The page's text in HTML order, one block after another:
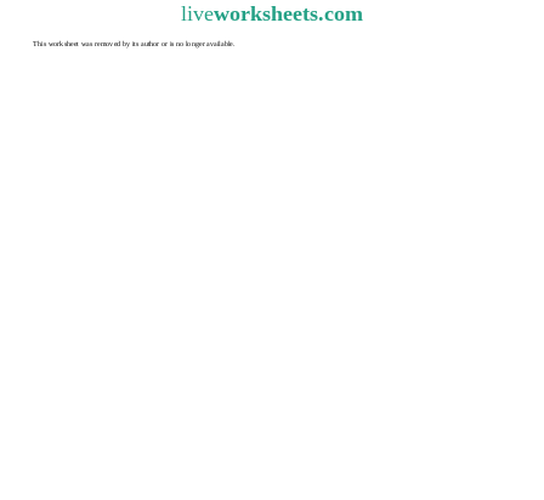
liveworksheets.com